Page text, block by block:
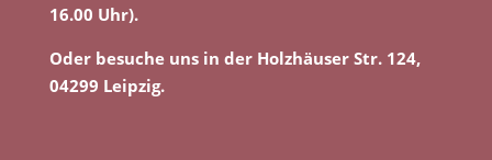
16.00 Uhr).
Oder besuche uns in der Holzhäuser Str. 124,
04299 Leipzig.